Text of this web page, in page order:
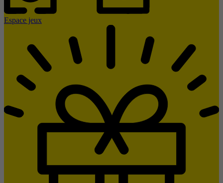
Espace jeux